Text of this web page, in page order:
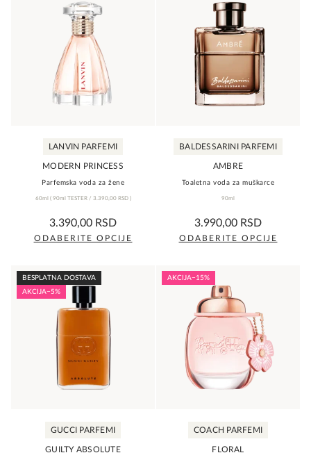
LANVIN PARFEMI
MODERN PRINCESS
Parfemska voda za žene
60ml ( 90ml TESTER / 3.390,00 RSD)
0,0
rating
3.390,00 RSD
ODABERITE OPCIJE
proizvod
ima
više
varijanti.
Opcije
mogu
biti
stranici
proizvoda.
BALDESSARINI PARFEMI
AMBRE
Toaletna voda za muškarce
90ml
0,0
rating
3.990,00 RSD
ODABERITE OPCIJE
ima
više
varijanti.
Opcije
mogu
biti
stranici
proizvoda.
BESPLATNA DOSTAVA
AKCIJA−5%
GUCCI PARFEMI
GUILTY ABSOLUTE
AKCIJA−15%
COACH PARFEMI
FLORAL